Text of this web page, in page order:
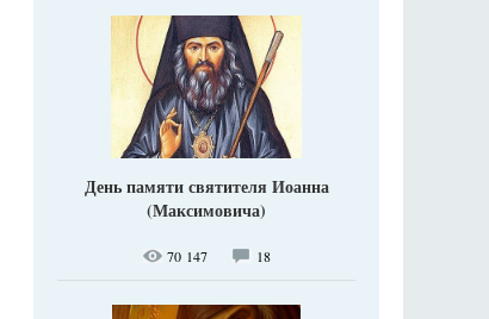
День памяти святителя Иоанна
(Максимовича)
70 147 18